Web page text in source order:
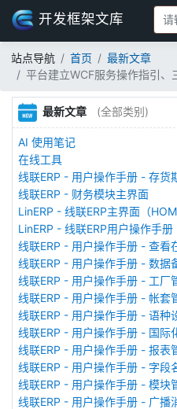
开发框架文库
站点导航 首页
最新文章
平台建立WCF服务操作指引、
最新文章 (全部类别)
AI 使用笔记
在线工具
线联ERP - 用户操作手册 - 存货
线联ERP - 财务模块主界面
LinERP - 线联ERP主界面（
LinERP - 线联ERP用户操作手
线联ERP - 用户操作手册 - 查看
线联ERP - 用户操作手册 - 数据
线联ERP - 用户操作手册 - 工厂
线联ERP - 用户操作手册 - 帐套
线联ERP - 用户操作手册 - 语种
线联ERP - 用户操作手册 - 国际
线联ERP - 用户操作手册 - 报表
线联ERP - 用户操作手册 - 字段
线联ERP - 用户操作手册 - 模块
线联ERP - 用户操作手册 - 广播